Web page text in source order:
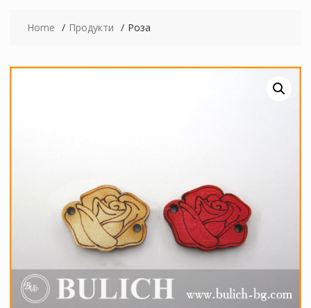
Home Продукти Роза